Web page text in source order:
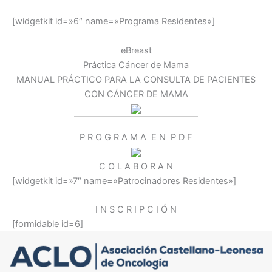
[widgetkit id=»6″ name=»Programa Residentes»]
eBreast
Práctica Cáncer de Mama
MANUAL PRÁCTICO PARA LA CONSULTA DE PACIENTES
CON CÁNCER DE MAMA
P R O G R A M A E N P D F
C O L A B O R A N
[widgetkit id=»7″ name=»Patrocinadores Residentes»]
I N S C R I P C I Ó N
[formidable id=6]